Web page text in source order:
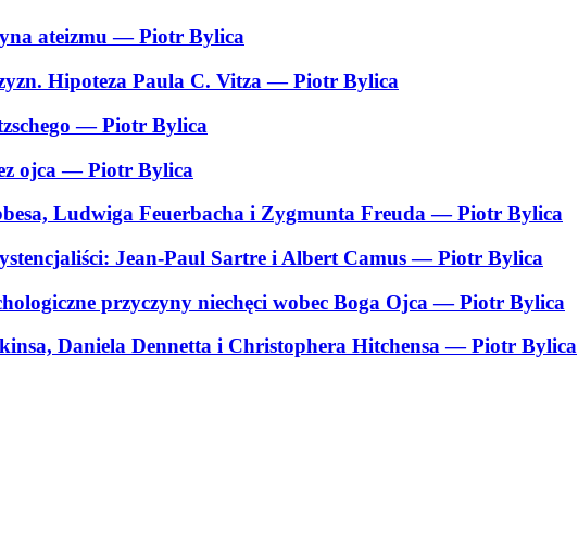
ateizmu— Piotr Bylica
Hipoteza Paula C. Vitza— Piotr Bylica
— Piotr Bylica
ojca— Piotr Bylica
Ludwiga Feuerbacha i Zygmunta Freuda— Piotr Bylica
Jean-Paul Sartre i Albert Camus— Piotr Bylica
przyczyny niechęci wobec Boga Ojca— Piotr Bylica
Daniela Dennetta i Christophera Hitchensa— Piotr Bylica